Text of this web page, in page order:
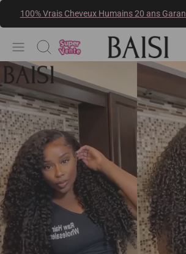
100% Vrais Cheveux Humains 20 ans
Recherche